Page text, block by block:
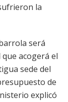
la
será
acogerá el
sede del
de
explicó